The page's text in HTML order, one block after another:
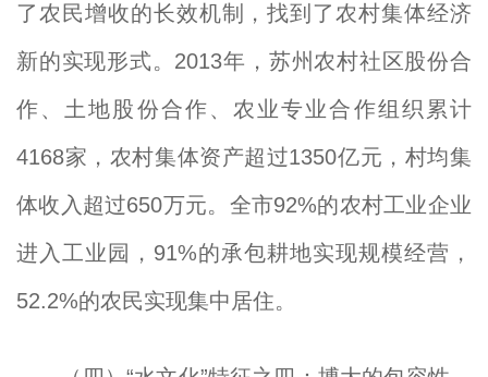
了农民增收的长效机制，找到了农村集体经济
新的实现形式。2013年，苏州农村社区股份合
作、土地股份合作、农业专业合作组织累计
4168家，农村集体资产超过1350亿元，村均集
体收入超过650万元。全市92%的农村工业企业
进入工业园，91%的承包耕地实现规模经营，
52.2%的农民实现集中居住。